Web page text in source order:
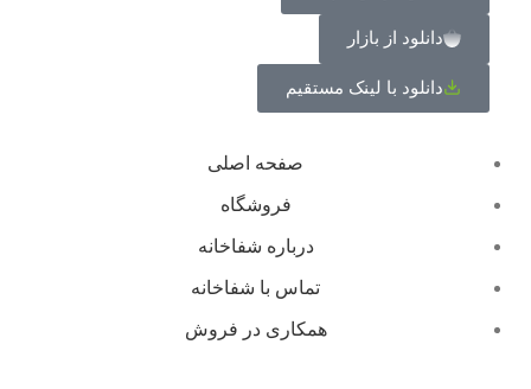
دانلود از بازار
دانلود با لینک مستقیم
صفحه اصلی
فروشگاه
درباره شفاخانه
تماس با شفاخانه
همکاری در فروش